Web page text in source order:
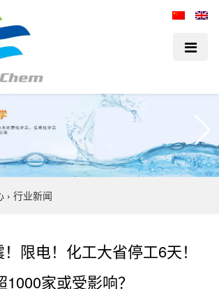
› 行业新闻
限电！化工大省停工6天！
1000家或受影响？